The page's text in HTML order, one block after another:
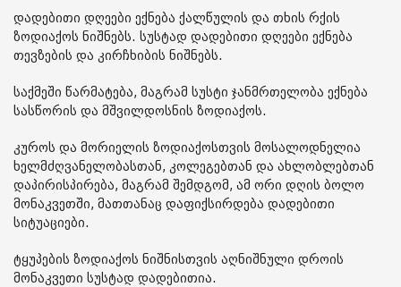
დადებითი დღეები ექნება ქალწულის და თხის რქის
ზოდიაქოს ნიშნებს. სუსტად დადებითი დღეები ექნება
თევზების და კირჩხიბის ნიშნებს.
საქმეში წარმატება, მაგრამ სუსტი ჯანმრთელობა ექნება
სასწორის და მშვილდოსნის ზოდიაქოს.
კუროს და მორიელის ზოდიაქოსთვის მოსალოდნელია
ხელმძღვანელობასთან, კოლეგებთან და ახლობლებთან
დაპირისპირება, მაგრამ შემდგომ, ამ ორი დღის ბოლო
მონაკვეთში, მათთანაც დაფიქსირდება დადებითი
სიტუაციები.
ტყუპების ზოდიაქოს ნიშნისთვის აღნიშნული დროის
მონაკვეთი სუსტად დადებითია.